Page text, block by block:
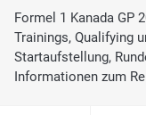
Formel 1 Kanada GP
Trainings, Qualifying
Startaufstellung,
Informationen zum